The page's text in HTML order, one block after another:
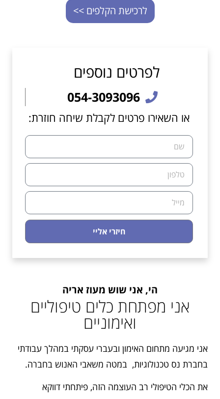
לרכישת הקלפים >>
לפרטים נוספים
054-3093096
או השאירו פרטים לקבלת שיחה חוזרת:
חיזרי אליי
הי, אני שוש מעוז אריה
אני מפתחת כלים טיפוליים
ואימוניים
אני מגיעה מתחום האימון ובעברי עסקתי במהלך עבודתי
בחברת נס טכנולוגיות, במטה משאבי האנוש בחברה.
את הכלי הטיפולי רב העוצמה הזה, פיתחתי דווקא